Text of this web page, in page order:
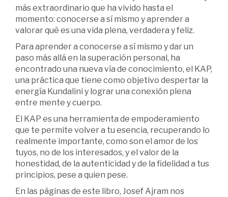
más extraordinario que ha vivido hasta el
momento: conocerse a sí mismo y aprender a
valorar qué es una vida plena, verdadera y feliz.
Para aprender a conocerse a sí mismo y dar un
paso más allá en la superación personal, ha
encontrado una nueva vía de conocimiento, el KAP,
una práctica que tiene como objetivo despertar la
energía Kundalini y lograr una conexión plena
entre mente y cuerpo.
El KAP es una herramienta de empoderamiento
que te permite volver a tu esencia, recuperando lo
realmente importante, como son el amor de los
tuyos, no de los interesados, y el valor de la
honestidad, de la autenticidad y de la fidelidad a tus
principios, pese a quien pese.
En las páginas de este libro, Josef Ajram nos